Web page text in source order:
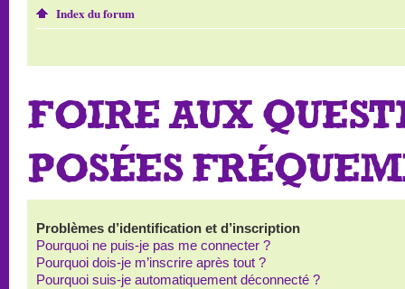
Index du forum
FOIRE AUX
POSÉES
Problèmes d’identification et d’inscription
Pourquoi ne puis-je pas me connecter ?
Pourquoi dois-je m’inscrire après tout ?
Pourquoi suis-je automatiquement déconnecté ?